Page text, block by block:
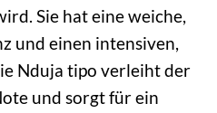
Sie hat eine weiche,
und einen intensiven,
Nduja tipo verleiht der
und sorgt für ein